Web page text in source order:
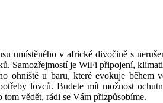
umístěného v africké divočině s
Samozřejmostí je WiFi připojení,
ohniště u baru, které evokuje
lovců. Budete mít možnost
vědět, rádi se Vám přizpůsobíme.